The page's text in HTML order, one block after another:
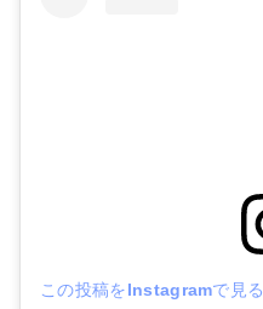
この投稿をInstagramで見る